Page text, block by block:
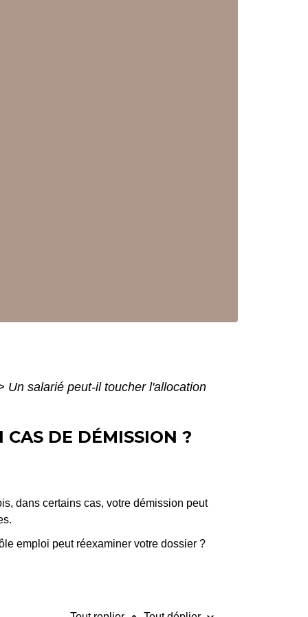
Un salarié peut-il toucher l'allocation
DE DÉMISSION ?
dans certains cas, votre démission peut
emploi peut réexaminer votre dossier ?